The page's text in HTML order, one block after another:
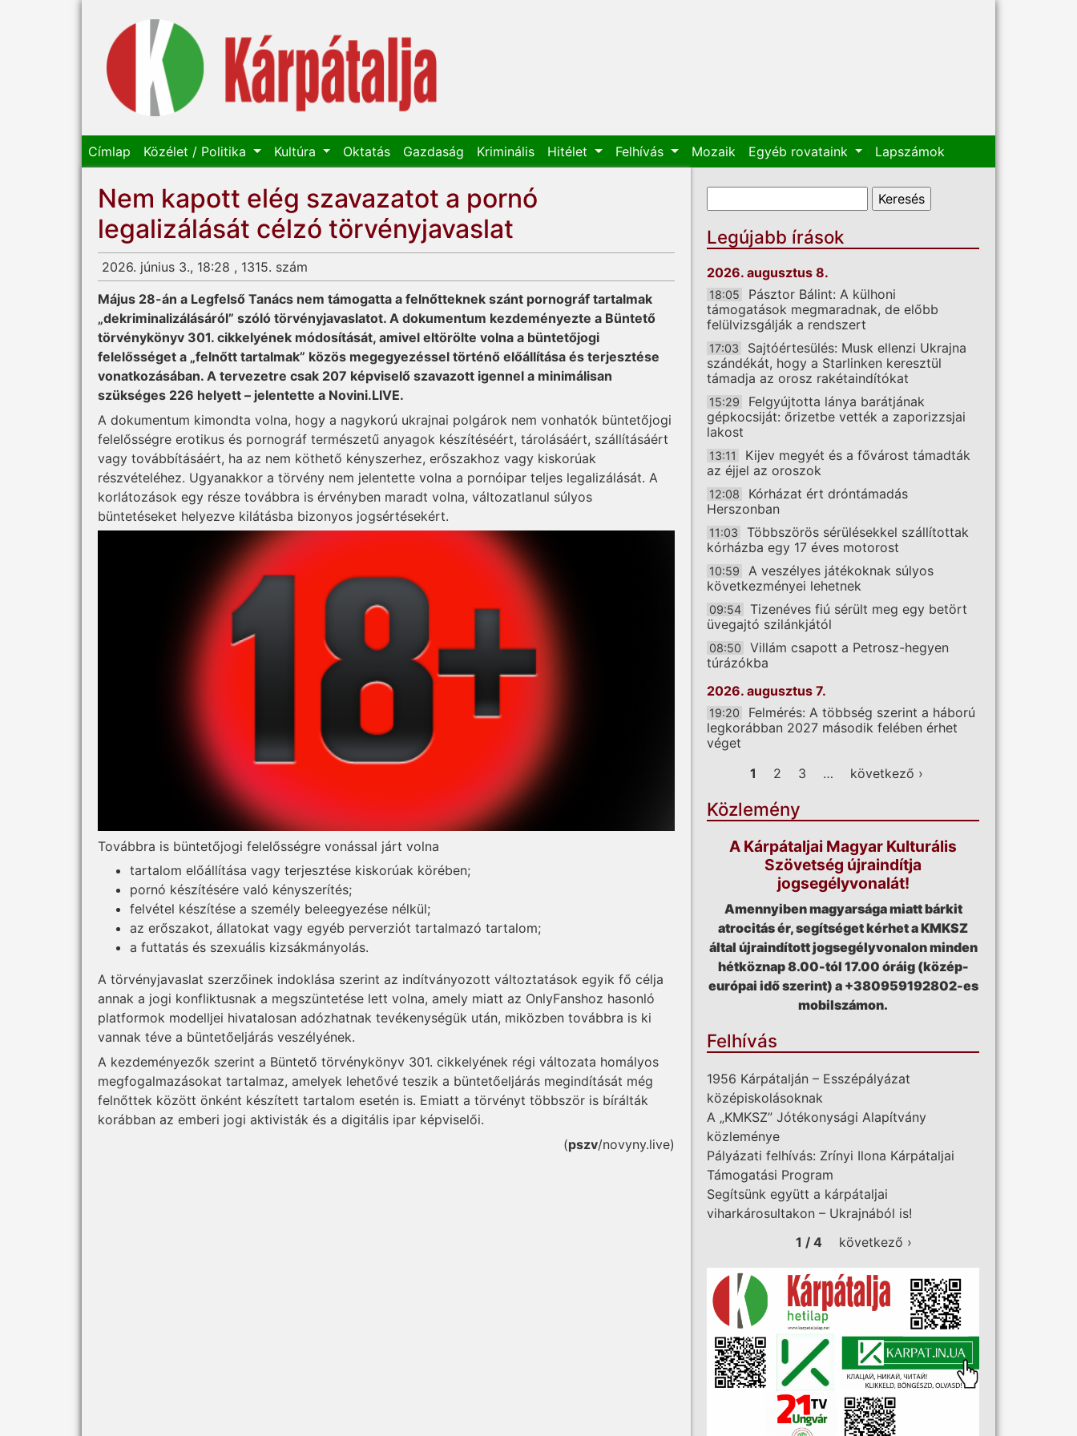
Címlap Közélet / Politika Kultúra Oktatás Gazdaság Kriminális Hitélet Felhívás Mozaik Egyéb rovataink Lapszámok
Nem kapott elég szavazatot a pornó
legalizálását célzó törvényjavaslat
2026. június 3., 18:28 , 1315. szám
Május 28-án a Legfelső Tanács nem támogatta a felnőtteknek szánt pornográf tartalmak
„dekriminalizálásáról” szóló törvényjavaslatot. A dokumentum kezdeményezte a Büntető
törvénykönyv 301. cikkelyének módosítását, amivel eltörölte volna a büntetőjogi
felelősséget a „felnőtt tartalmak” közös megegyezéssel történő előállítása és terjesztése
vonatkozásában. A tervezetre csak 207 képviselő szavazott igennel a minimálisan
szükséges 226 helyett – jelentette a Novini.LIVE.
A dokumentum kimondta volna, hogy a nagykorú ukrajnai polgárok nem vonhatók büntetőjogi
felelősségre erotikus és pornográf természetű anyagok készítéséért, tárolásáért, szállításáért
vagy továbbításáért, ha az nem köthető kényszerhez, erőszakhoz vagy kiskorúak
részvételéhez. Ugyanakkor a törvény nem jelentette volna a pornóipar teljes legalizálását. A
korlátozások egy része továbbra is érvényben maradt volna, változatlanul súlyos
büntetéseket helyezve kilátásba bizonyos jogsértésekért.
Továbbra is büntetőjogi felelősségre vonással járt volna
tartalom előállítása vagy terjesztése kiskorúak körében;
pornó készítésére való kényszerítés;
felvétel készítése a személy beleegyezése nélkül;
az erőszakot, állatokat vagy egyéb perverziót tartalmazó tartalom;
a futtatás és szexuális kizsákmányolás.
A törvényjavaslat szerzőinek indoklása szerint az indítványozott változtatások egyik fő célja
annak a jogi konfliktusnak a megszüntetése lett volna, amely miatt az OnlyFanshoz hasonló
platformok modelljei hivatalosan adózhatnak tevékenységük után, miközben továbbra is ki
vannak téve a büntetőeljárás veszélyének.
A kezdeményezők szerint a Büntető törvénykönyv 301. cikkelyének régi változata homályos
megfogalmazásokat tartalmaz, amelyek lehetővé teszik a büntetőeljárás megindítását még
felnőttek között önként készített tartalom esetén is. Emiatt a törvényt többször is bírálták
korábban az emberi jogi aktivisták és a digitális ipar képviselői.
(pszv/novyny.live)
Keresés űrlap
Legújabb írások
2026. augusztus 8.
18:05
Pásztor Bálint: A külhoni
támogatások megmaradnak, de előbb
felülvizsgálják a rendszert
17:03
Sajtóértesülés: Musk ellenzi Ukrajna
szándékát, hogy a Starlinken keresztül
támadja az orosz rakétaindítókat
15:29
Felgyújtotta lánya barátjának
gépkocsiját: őrizetbe vették a zaporizzsjai
lakost
13:11
Kijev megyét és a fővárost támadták
az éjjel az oroszok
12:08
Kórházat ért dróntámadás
Herszonban
11:03
Többszörös sérülésekkel szállítottak
kórházba egy 17 éves motorost
10:59
A veszélyes játékoknak súlyos
következményei lehetnek
09:54
Tizenéves fiú sérült meg egy betört
üvegajtó szilánkjától
08:50
Villám csapott a Petrosz-hegyen
túrázókba
2026. augusztus 7.
19:20
Felmérés: A többség szerint a háború
legkorábban 2027 második felében érhet
véget
Oldalak
1 2 3 … következő ›
Közlemény
A Kárpátaljai Magyar Kulturális
Szövetség újraindítja
jogsegélyvonalát!
Amennyiben magyarsága miatt bárkit
atrocitás ér, segítséget kérhet a KMKSZ
által újraindított jogsegélyvonalon minden
hétköznap 8.00-tól 17.00 óráig (közép-
európai idő szerint) a +380959192802-es
mobilszámon.
Felhívás
1956 Kárpátalján – Esszépályázat
középiskolásoknak
A „KMKSZ” Jótékonysági Alapítvány
közleménye
Pályázati felhívás: Zrínyi Ilona Kárpátaljai
Támogatási Program
Segítsünk együtt a kárpátaljai
viharkárosultakon – Ukrajnából is!
1 / 4
következő ›